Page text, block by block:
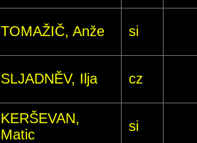
TOMAŽIČ, Anže si
SLJADNĚV, Ilja cz
KERŠEVAN,
Matic
si